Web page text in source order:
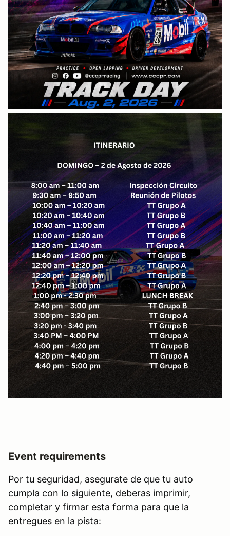
Event requirements
Por tu seguridad, asegurate de que tu auto
cumpla con lo siguiente, deberas imprimir,
completar y firmar esta forma para que la
entregues en la pista: